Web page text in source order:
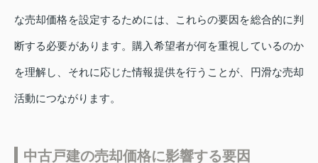
な売却価格を設定するためには、これらの要因を総合的に判
断する必要があります。購入希望者が何を重視しているのか
を理解し、それに応じた情報提供を行うことが、円滑な売却
活動につながります。
中古戸建の売却価格に影響する要因